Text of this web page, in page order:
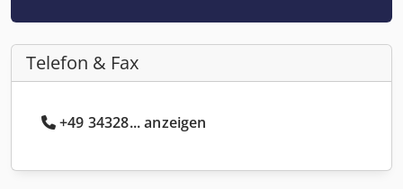
Telefon & Fax
+49 34328... anzeigen